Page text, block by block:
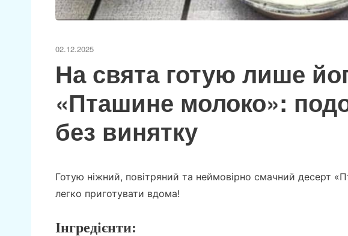
02.12.2025
На свята готую лише
«Пташине молоко»:
без винятку
Готую ніжний, повітряний та неймовірно смачний десерт
легко приготувати вдома!
Інгредієнти: